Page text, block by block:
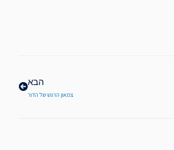
הבא
צמאון הרגש של הדור